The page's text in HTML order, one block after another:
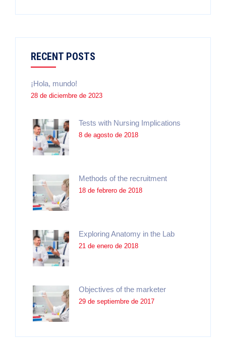
RECENT POSTS
¡Hola, mundo!
28 de diciembre de 2023
Tests with Nursing Implications
8 de agosto de 2018
Methods of the recruitment
18 de febrero de 2018
Exploring Anatomy in the Lab
21 de enero de 2018
Objectives of the marketer
29 de septiembre de 2017